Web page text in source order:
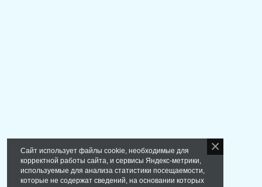
Сайт использует файлы cookie, необходимые для
корректной работы сайта, и сервисы Яндекс-метрики,
используемые для анализа статистики посещаемости,
которые не содержат сведений, на основании которых